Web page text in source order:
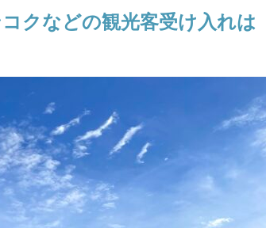
クなどの観光客受け入れは